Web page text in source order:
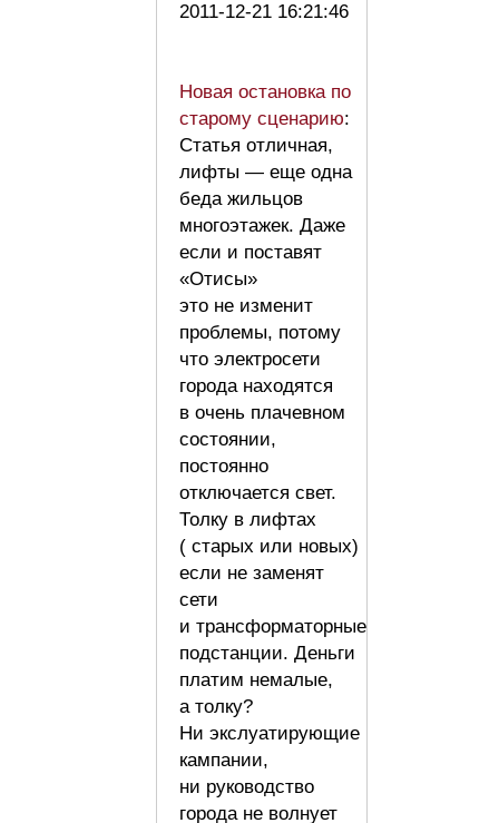
2011-12-21 16:21:46
Новая остановка по
старому сценарию:
Статья отличная,
лифты — еще одна
беда жильцов
многоэтажек. Даже
если и поставят
«Отисы»
это не изменит
проблемы, потому
что электросети
города находятся
в очень плачевном
состоянии,
постоянно
отключается свет.
Толку в лифтах
( старых или новых)
если не заменят
сети
и трансформаторные
подстанции. Деньги
платим немалые,
а толку?
Ни экслуатирующие
кампании,
ни руководство
города не волнует